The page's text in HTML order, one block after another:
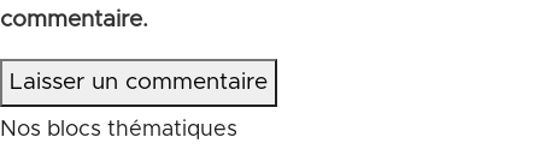
commentaire.
Laisser un commentaire
Nos blocs thématiques